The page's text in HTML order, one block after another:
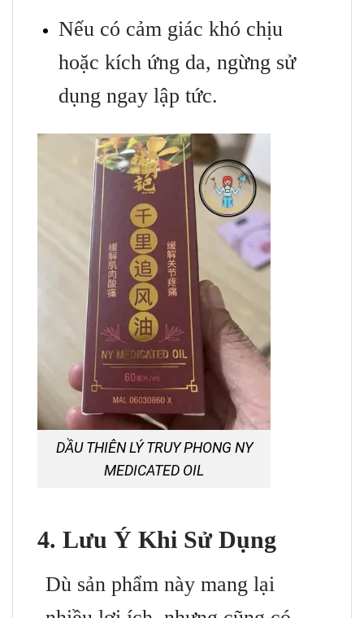
Nếu có cảm giác khó chịu
hoặc kích ứng da, ngừng sử
dụng ngay lập tức.
DẦU THIÊN LÝ TRUY PHONG NY
MEDICATED OIL
4. Lưu Ý Khi Sử Dụng
Dù sản phẩm này mang lại